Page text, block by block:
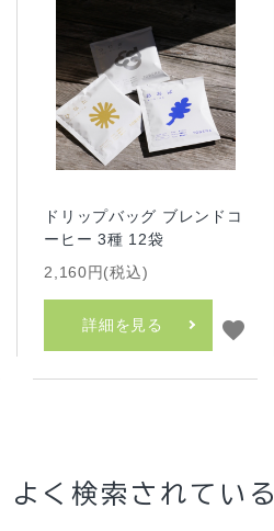
ドリップバッグ ブレンドコ
ーヒー 3種 12袋
2,160円(税込)
詳細を見る favorite
よく検索されている